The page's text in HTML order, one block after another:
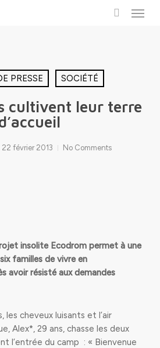
Menu
PRESSE SOCIÉTÉ
cultivent leur terre
22 février 2013 No Comments
insolite Ecodrom permet à une
familles de vivre en
avoir résisté aux demandes
les cheveux luisants et l’air
Alex*, 29 ans, chasse les deux
l’entrée du camp : « Bienvenue